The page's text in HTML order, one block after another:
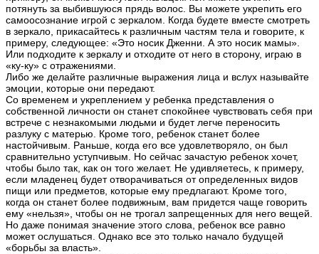
потянуть за выбившуюся прядь волос. Вы можете укрепить его
самоосознание игрой с зеркалом. Когда будете вместе смотреть
в зеркало, прикасайтесь к различным частям тела и говорите, к
примеру, следующее: «Это носик Дженни. А это носик мамы».
Или подходите к зеркалу и отходите от него в сторону, играю в
«ку-ку» с отражениями.
Либо же делайте различные выражения лица и вслух называйте
эмоции, которые они передают.
Со временем и укреплением у ребенка представления о
собственной личности он станет спокойнее чувствовать себя при
встрече с незнакомыми людьми и будет легче переносить
разлуку с матерью. Кроме того, ребенок станет более
настойчивым. Раньше, когда его все удовлетворяло, он был
сравнительно уступчивым. Но сейчас зачастую ребенок хочет,
чтобы было так, как он того желает. Не удивляетесь, к примеру,
если младенец будет отворачиваться от определенных видов
пищи или предметов, которые ему предлагают. Кроме того,
когда он станет более подвижным, вам придется чаще говорить
ему «нельзя», чтобы он не трогал запрещенных для него вещей.
Но даже понимая значение этого слова, ребенок все равно
может ослушаться. Однако все это только начало будущей
«борьбы за власть».